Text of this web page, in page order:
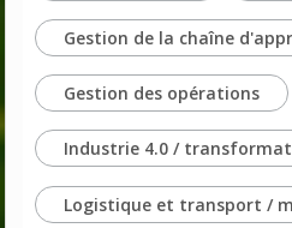
Gestion de la chaîne
Gestion des opérations
Industrie 4.0 /
Logistique et transport /